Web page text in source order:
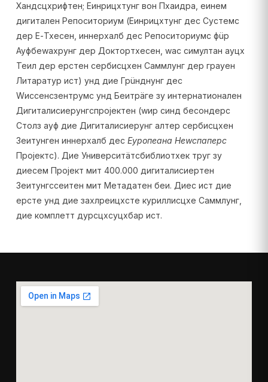
Хандсцхрифтен; Еинрицхтунг вон Пхаидра, еинем
дигитален Репоситориум (Еинрицхтунг дес Сyстемс
дер Е-Тхесен, иннерхалб дес Репоситориумс фüр
Ауфбеwахрунг дер Доктортхесен, wас симултан ауцх
Теил дер ерстен сербисцхен Саммлунг дер грауен
Литаратур ист) унд дие Грüнднунг дес
Wиссенсзентрумс унд Беитрäге зу интернатионален
Дигиталисиерунгспројектен (wир синд бесондерс
Столз ауф дие Дигиталисиерунг алтер сербисцхен
Зеитунген иннерхалб дес Еуропеана Неwспаперс
Пројектс). Дие Университäтсбиблиотхек труг зу
диесем Пројект мит 400.000 дигиталисиертен
Зеитунгссеитен мит Метадатен беи. Диес ист дие
ерсте унд дие захлреицхсте кyриллисцхе Саммлунг,
дие комплетт дурсцхсуцхбар ист.